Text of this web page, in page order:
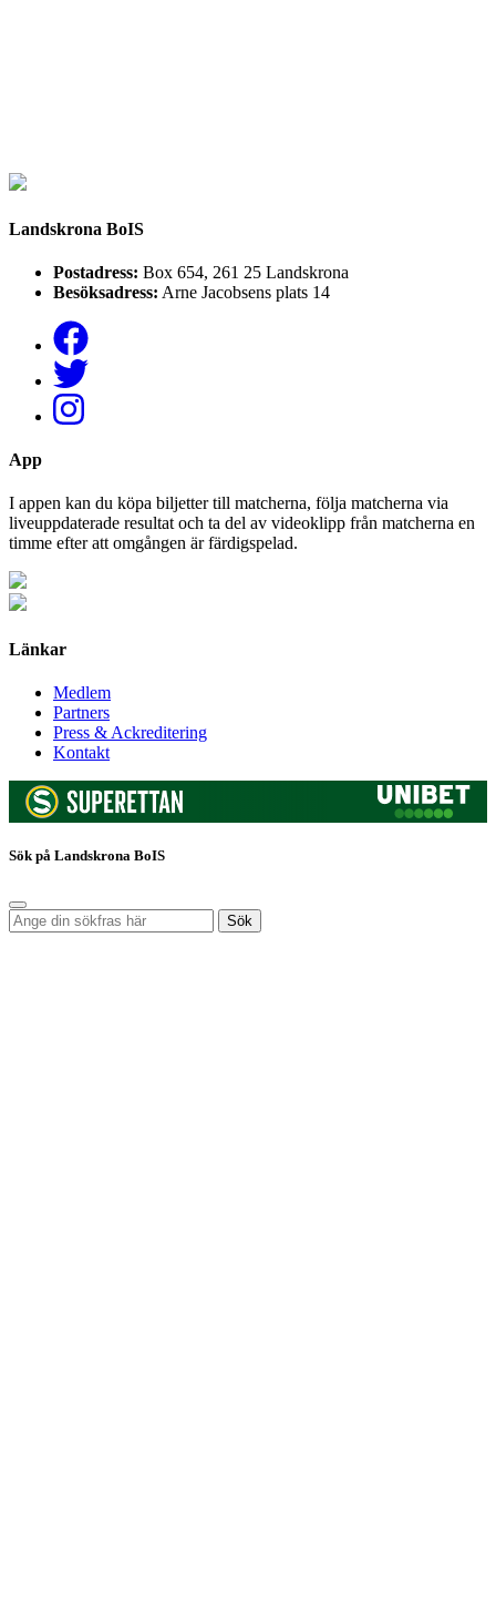
Landskrona BoIS
Postadress: Box 654, 261 25 Landskrona
Besöksadress: Arne Jacobsens plats 14
App
I appen kan du köpa biljetter till matcherna, följa matcherna via
liveuppdaterade resultat och ta del av videoklipp från matcherna en
timme efter att omgången är färdigspelad.
Länkar
Medlem
Partners
Press & Ackreditering
Kontakt
Sök på Landskrona BoIS
Sök